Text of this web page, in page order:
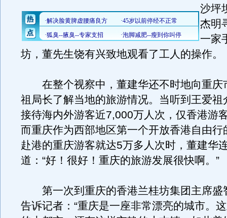
沙坪
杰明
一家
坊，董先生饶有兴致地观看了工人的操作。
在整个视察中，董建华还不时地向重庆
祖局长了解当地的旅游情况。当听到王爱祖
接待海内外游客近7,000万人次，仅香港游
而重庆作为西部地区第一个开放香港自由行
赴港的重庆游客就达5万多人次时，董建华
道：“好！很好！重庆的旅游发展很快啊。”
第一次到重庆的香港兰桂坊集团主席盛
告诉记者：“重庆是一座非常漂亮的城市。